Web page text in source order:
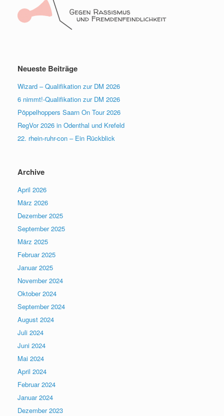
Neueste Beiträge
Wizard – Qualifikation zur DM 2026
6 nimmt!-Qualifikation zur DM 2026
Pöppelhoppers Saarn On Tour 2026
RegVor 2026 in Odenthal und Krefeld
22. rhein-ruhr-con – Ein Rückblick
Archive
April 2026
März 2026
Dezember 2025
September 2025
März 2025
Februar 2025
Januar 2025
November 2024
Oktober 2024
September 2024
August 2024
Juli 2024
Juni 2024
Mai 2024
April 2024
Februar 2024
Januar 2024
Dezember 2023